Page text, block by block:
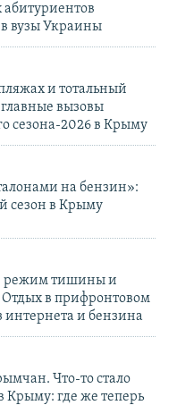
в вузы Украины
и тотальный
вызовы
сезона-2026 в Крыму
на бензин»:
сезон в Крыму
режим тишины и
Отдых в прифронтовом
интернета и бензина
Что-то стало
Крыму: где же теперь